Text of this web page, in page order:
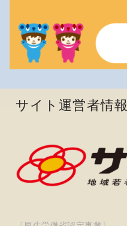
サイト運営者情報